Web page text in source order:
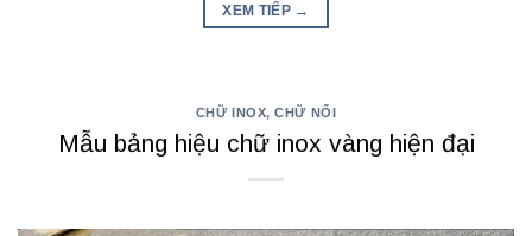
XEM TIẾP →
CHỮ INOX,CHỮ NỔI
Mẫu bảng hiệu chữ inox vàng hiện đại